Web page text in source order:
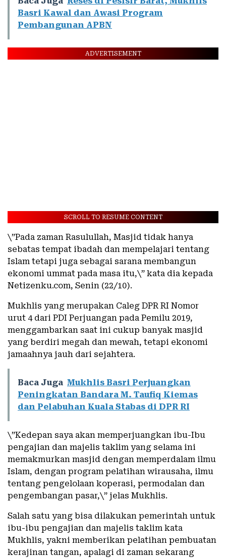
Basri Kawal dan Awasi Program
Pembangunan APBN
ADVERTISEMENT
SCROLL TO RESUME CONTENT
\”Pada zaman Rasulullah, Masjid tidak hanya
sebatas tempat ibadah dan mempelajari tentang
Islam tetapi juga sebagai sarana membangun
ekonomi ummat pada masa itu,\” kata dia kepada
Netizenku.com, Senin (22/10).
Mukhlis yang merupakan Caleg DPR RI Nomor
urut 4 dari PDI Perjuangan pada Pemilu 2019,
menggambarkan saat ini cukup banyak masjid
yang berdiri megah dan mewah, tetapi ekonomi
jamaahnya jauh dari sejahtera.
Baca Juga Mukhlis Basri Perjuangkan
Peningkatan Bandara M. Taufiq Kiemas
dan Pelabuhan Kuala Stabas di DPR RI
\”Kedepan saya akan memperjuangkan ibu-Ibu
pengajian dan majelis taklim yang selama ini
memakmurkan masjid dengan memperdalam ilmu
Islam, dengan program pelatihan wirausaha, ilmu
tentang pengelolaan koperasi, permodalan dan
pengembangan pasar,\” jelas Mukhlis.
Salah satu yang bisa dilakukan pemerintah untuk
ibu-ibu pengajian dan majelis taklim kata
Mukhlis, yakni memberikan pelatihan pembuatan
kerajinan tangan, apalagi di zaman sekarang